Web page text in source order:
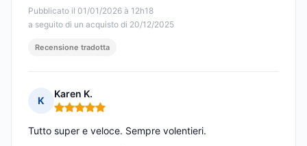
Pubblicato il 01/01/2026 à 12h18
a seguito di un acquisto di 20/12/2025
Recensione tradotta
K
Karen K.
Nota: 5 su 5
Tutto super e veloce. Sempre volentieri.